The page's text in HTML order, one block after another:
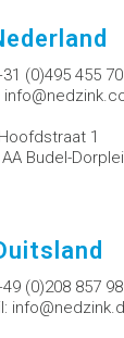
(0)495 455
Hoofdstraat 1
Budel-
(0)208 857